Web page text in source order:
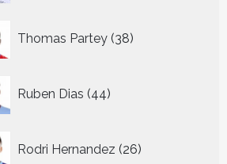
Thomas Partey 38
producten
Ruben Dias 44
producten
Rodri Hernandez 26
producten